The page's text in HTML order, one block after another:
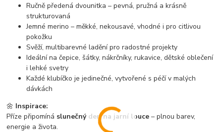
Ručně předená dvounitka – pevná, pružná a krásně
strukturovaná
Jemné merino – měkké, nekousavé, vhodné i pro citlivou
pokožku
Svěží, multibarevné ladění pro radostné projekty
Ideální na čepice, šátky, nákrčníky, rukavice, dětské oblečení
i lehké svetry
Každé klubíčko je jedinečné, vytvořené s péčí v malých
dávkách
🌼 Inspirace:
Příze připomíná slunečný den na jarní louce – plnou barev,
energie a života.